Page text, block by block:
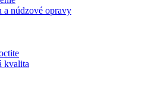
a núdzové opravy
kvalita